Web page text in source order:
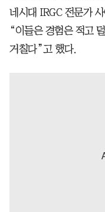
네시대 IRGC 전문가
“이들은 경험은 적고
거칠다”고 했다.